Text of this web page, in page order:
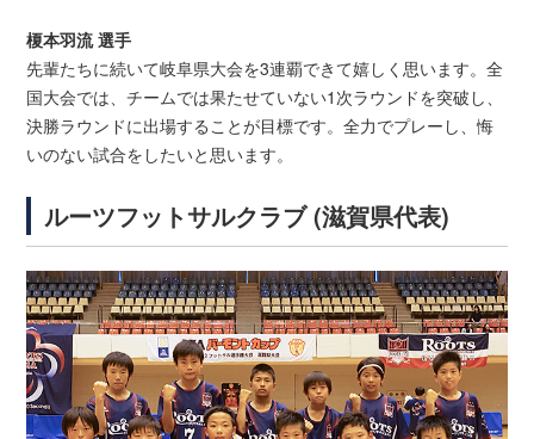
榎本羽流 選手
先輩たちに続いて岐阜県大会を3連覇できて嬉しく思います。全
国大会では、チームでは果たせていない1次ラウンドを突破し、
決勝ラウンドに出場することが目標です。全力でプレーし、悔
いのない試合をしたいと思います。
ルーツフットサルクラブ (滋賀県代表)